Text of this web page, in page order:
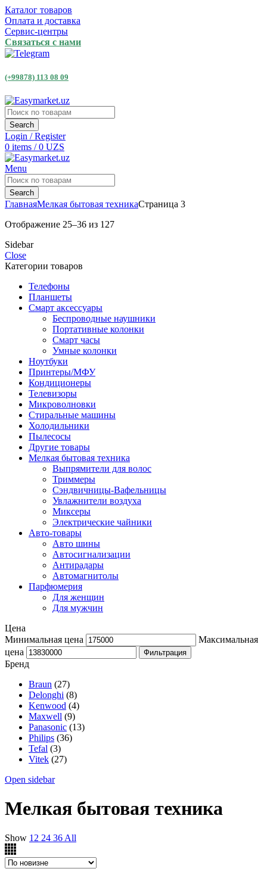
Каталог товаров
Оплата и доставка
Сервис-центры
Связаться с нами
(+99878) 113 08 09
Search
Login / Register
0 items / 0 UZS
Menu
Search
ГлавнаяМелкая бытовая техникаСтраница 3
Отображение 25–36 из 127
Sidebar
Close
Категории товаров
Телефоны
Планшеты
Смарт аксессуары
Беспроводные наушники
Портативные колонки
Смарт часы
Умные колонки
Ноутбуки
Принтеры/МФУ
Кондиционеры
Телевизоры
Микроволновки
Стиральные машины
Холодильники
Пылесосы
Другие товары
Мелкая бытовая техника
Выпрямители для волос
Триммеры
Сэндвичницы-Вафельницы
Увлажнители воздуха
Миксеры
Электрические чайники
Авто-товары
Авто шины
Автосигнализации
Антирадары
Автомагнитолы
Парфюмерия
Для женщин
Для мужчин
Цена
Минимальная цена
Максимальная
цена
Фильтрация
Бренд
Braun (27)
Delonghi (8)
Kenwood (4)
Maxwell (9)
Panasonic (13)
Philips (36)
Tefal (3)
Vitek (27)
Open sidebar
Мелкая бытовая техника
Show 12 24 36 All